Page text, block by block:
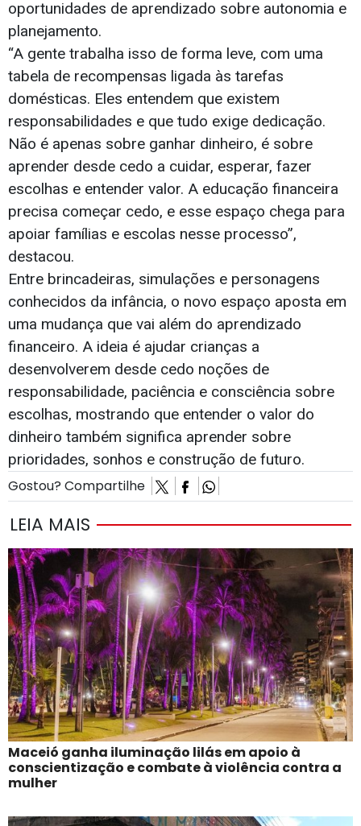
oportunidades de aprendizado sobre autonomia e
planejamento.
“A gente trabalha isso de forma leve, com uma
tabela de recompensas ligada às tarefas
domésticas. Eles entendem que existem
responsabilidades e que tudo exige dedicação.
Não é apenas sobre ganhar dinheiro, é sobre
aprender desde cedo a cuidar, esperar, fazer
escolhas e entender valor. A educação financeira
precisa começar cedo, e esse espaço chega para
apoiar famílias e escolas nesse processo”,
destacou.
Entre brincadeiras, simulações e personagens
conhecidos da infância, o novo espaço aposta em
uma mudança que vai além do aprendizado
financeiro. A ideia é ajudar crianças a
desenvolverem desde cedo noções de
responsabilidade, paciência e consciência sobre
escolhas, mostrando que entender o valor do
dinheiro também significa aprender sobre
prioridades, sonhos e construção de futuro.
Gostou? Compartilhe
LEIA MAIS
Maceió ganha iluminação lilás em apoio à
conscientização e combate à violência contra a
mulher